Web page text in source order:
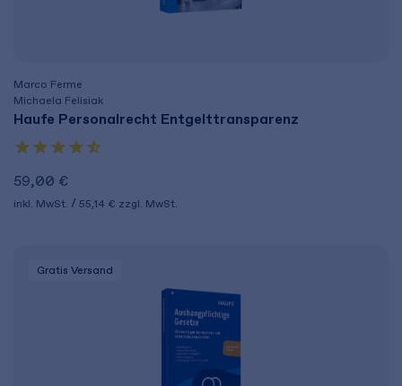
Marco Ferme
Michaela Felisiak
Haufe Personalrecht Entgelttransparenz
59,00 €
inkl. MwSt. 55,14 € zzgl. MwSt.
Gratis Versand